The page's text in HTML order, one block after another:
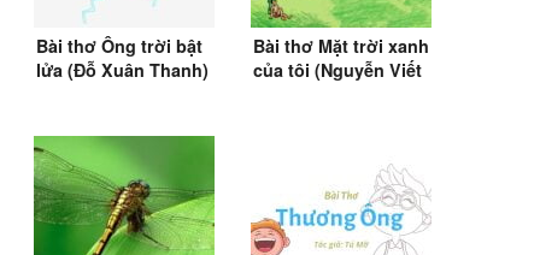
Bài thơ Ông trời bật
lửa (Đỗ Xuân Thanh)
Bài thơ Mặt trời xanh
của tôi (Nguyễn Viết